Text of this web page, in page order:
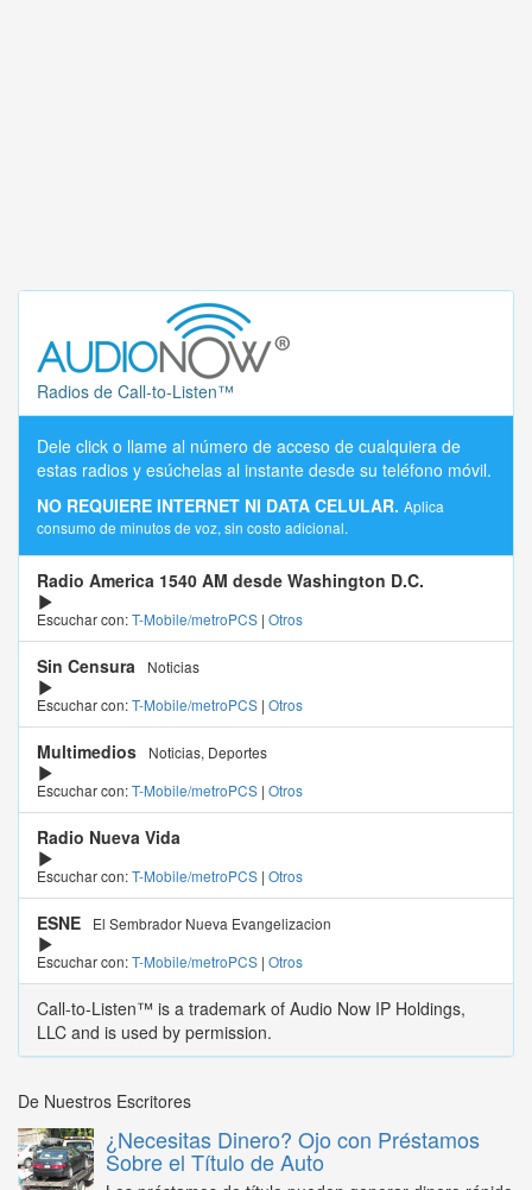
Radios de Call-to-Listen™
Dele click o llame al número de acceso de cualquiera de
estas radios y esúchelas al instante desde su teléfono móvil.
NO REQUIERE INTERNET NI DATA CELULAR. Aplica
consumo de minutos de voz, sin costo adicional.
Radio America 1540 AM desde Washington D.C.
Escuchar con:T-Mobile/metroPCS | Otros
Sin Censura
Noticias
Escuchar con:T-Mobile/metroPCS | Otros
Multimedios
Noticias, Deportes
Escuchar con:T-Mobile/metroPCS | Otros
Radio Nueva Vida
Escuchar con:T-Mobile/metroPCS | Otros
ESNE
El Sembrador Nueva Evangelizacion
Escuchar con:T-Mobile/metroPCS | Otros
Call-to-Listen™ is a trademark of Audio Now IP Holdings,
LLC and is used by permission.
De Nuestros Escritores
¿Necesitas Dinero? Ojo con Préstamos
Sobre el Título de Auto